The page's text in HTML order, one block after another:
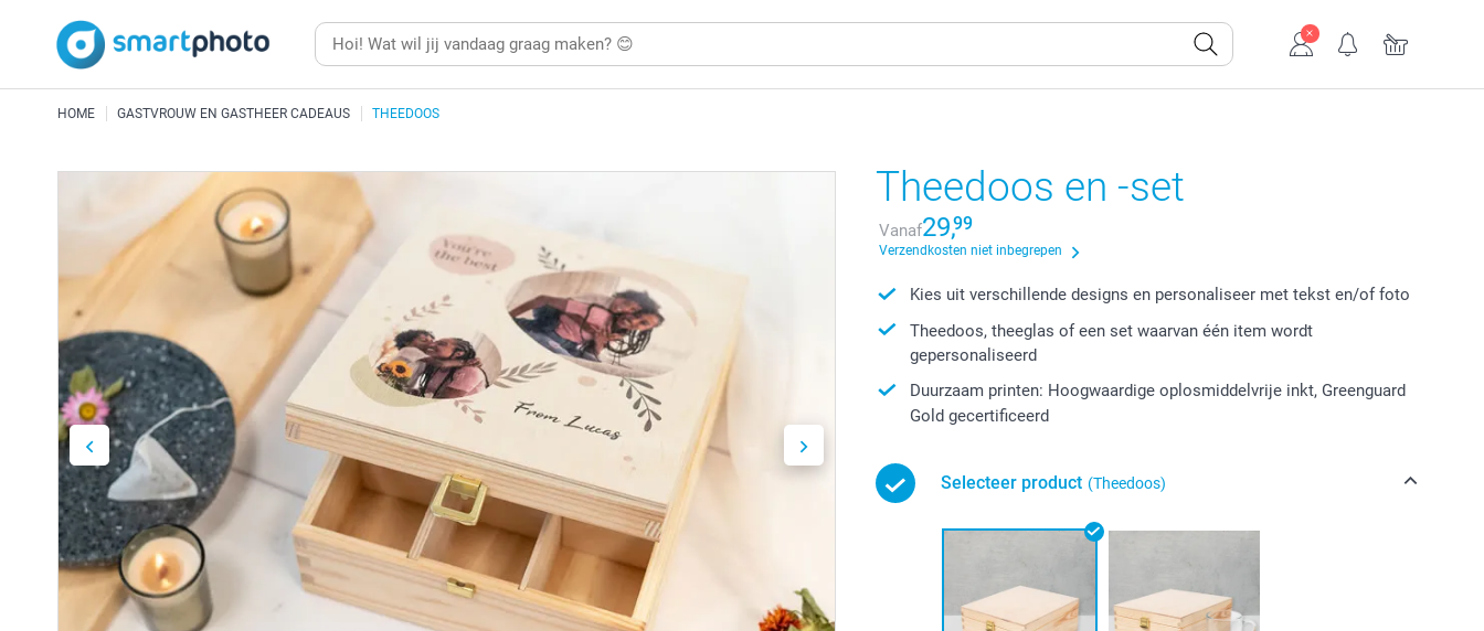
HOME GASTVROUW EN GASTHEER CADEAUS THEEDOOS
Theedoos en -set
Vanaf29,99
Verzendkosten niet inbegrepen
Kies uit verschillende designs en personaliseer met tekst en/of foto
Theedoos, theeglas of een set waarvan één item wordt
gepersonaliseerd
Duurzaam printen: Hoogwaardige oplosmiddelvrije inkt, Greenguard
Gold gecertificeerd
Selecteer product (Theedoos)